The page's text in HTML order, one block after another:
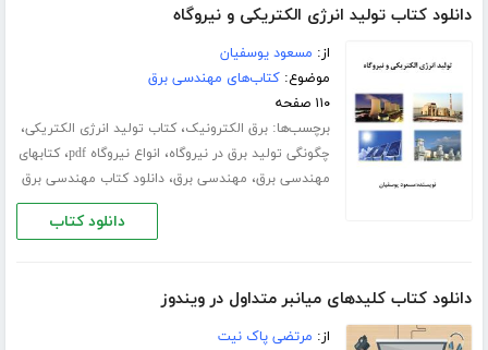
دانلود کتاب تولید انرژی الکتریکی و نیروگاه
از: مسعود یوسفیان
موضوع:کتاب‌های مهندسی برق
۱۱۰ صفحه
برچسب‌ها:برق الکترونیک،کتاب تولید انرژی الکتریکی،
چگونگی تولید برق در نیروگاه، انواع نیروگاه pdf ،کتابهای
مهندسی برق، مهندسی برق،دانلود کتاب مهندسی برق
دانلود کتاب
دانلود کتاب کلیدهای میانبر متداول در ویندوز
از: مرتضی پاک نیت